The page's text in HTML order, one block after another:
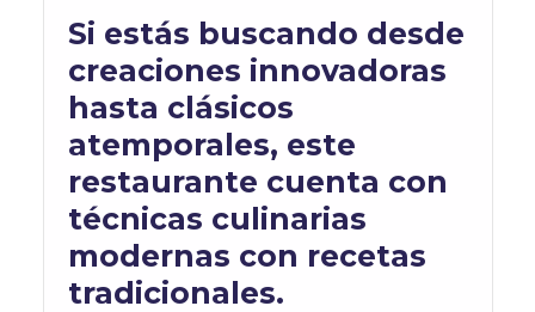
Si estás buscando desde
creaciones innovadoras
hasta clásicos
atemporales, este
restaurante cuenta con
técnicas culinarias
modernas con recetas
tradicionales.